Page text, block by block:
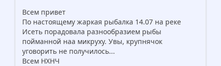
Всем привет
По настоящему жаркая рыбалка 14.07 на реке
Исеть порадовала разнообразием рыбы
пойманной наа микруху. Увы, крупнячок
уговорить не получилось...
Всем НХНЧ